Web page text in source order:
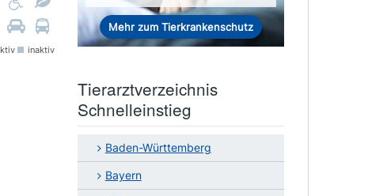
inaktiv
Mehr zum Tierkrankenschutz
Tierarztverzeichnis
Schnelleinstieg
Baden-Württemberg
Bayern